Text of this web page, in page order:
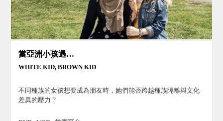
當亞洲小孩遇上白人小孩
WHITE KID, BROWN KID
不同種族的女孩想要成為朋友時，她們能否跨越種族隔離與文化
差異的壓力？